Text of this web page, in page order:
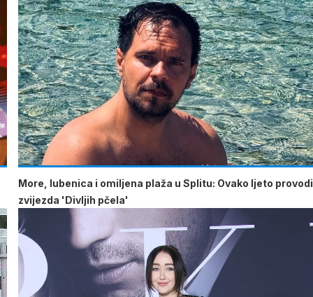
More, lubenica i omiljena plaža u Splitu: Ovako ljeto provodi
zvijezda 'Divljih pčela'